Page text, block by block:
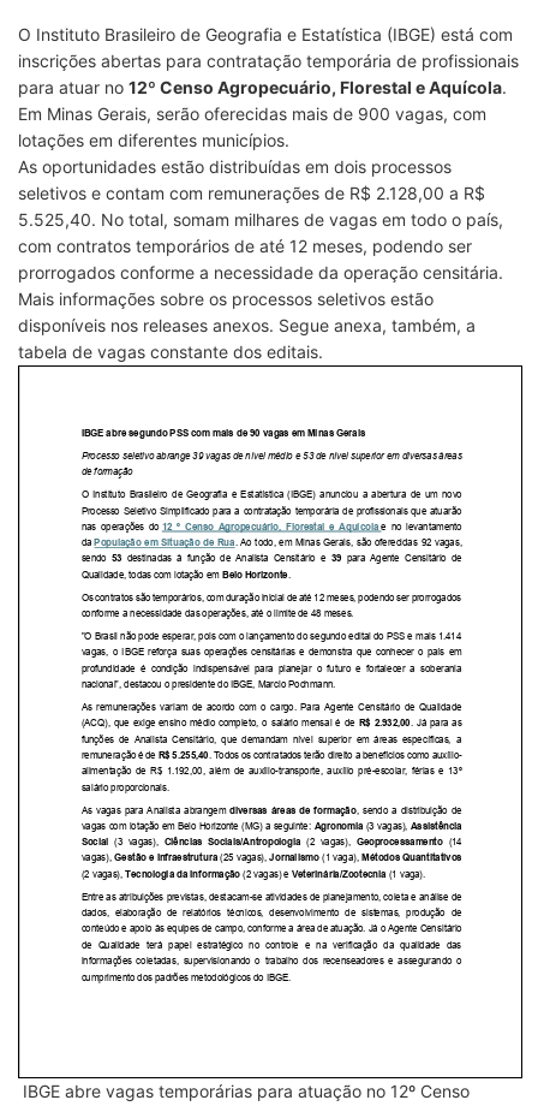
O Instituto Brasileiro de Geografia e Estatística (IBGE) está com
inscrições abertas para contratação temporária de profissionais
para atuar no 12º Censo Agropecuário, Florestal e Aquícola.
Em Minas Gerais, serão oferecidas mais de 900 vagas, com
lotações em diferentes municípios.
As oportunidades estão distribuídas em dois processos
seletivos e contam com remunerações de R$ 2.128,00 a R$
5.525,40. No total, somam milhares de vagas em todo o país,
com contratos temporários de até 12 meses, podendo ser
prorrogados conforme a necessidade da operação censitária.
Mais informações sobre os processos seletivos estão
disponíveis nos releases anexos. Segue anexa, também, a
tabela de vagas constante dos editais.
IBGE abre vagas temporárias para atuação no 12º Censo